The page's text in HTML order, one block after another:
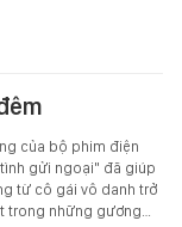
của bộ phim điện
gửi ngoại" đã giúp
từ cô gái vô danh trở
trong những gương…